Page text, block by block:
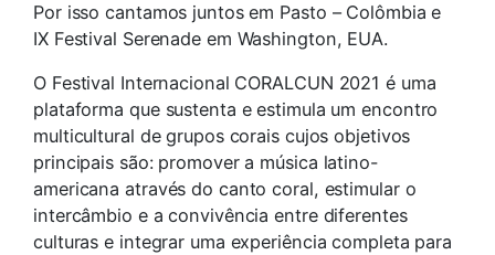
Por isso cantamos juntos em Pasto – Colômbia e
IX Festival Serenade em Washington, EUA.
O Festival Internacional CORALCUN 2021 é uma
plataforma que sustenta e estimula um encontro
multicultural de grupos corais cujos objetivos
principais são: promover a música latino-
americana através do canto coral, estimular o
intercâmbio e a convivência entre diferentes
culturas e integrar uma experiência completa para